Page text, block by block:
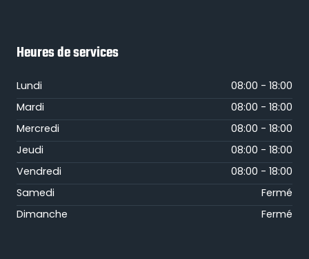
Heures de services
Lundi
08:00 - 18:00
Mardi
08:00 - 18:00
Mercredi
08:00 - 18:00
Jeudi
08:00 - 18:00
Vendredi
08:00 - 18:00
Samedi
Fermé
Dimanche
Fermé